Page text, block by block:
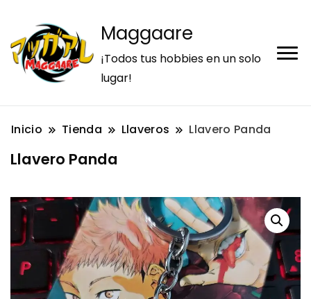
Maggaare
¡Todos tus hobbies en un solo
lugar!
Inicio Tienda Llaveros Llavero Panda
Llavero Panda